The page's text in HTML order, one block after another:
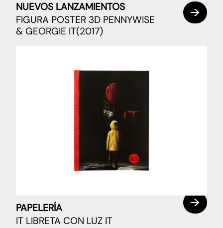
NUEVOS LANZAMIENTOS
FIGURA POSTER 3D PENNYWISE
& GEORGIE IT(2017)
PAPELERÍA
IT LIBRETA CON LUZ IT